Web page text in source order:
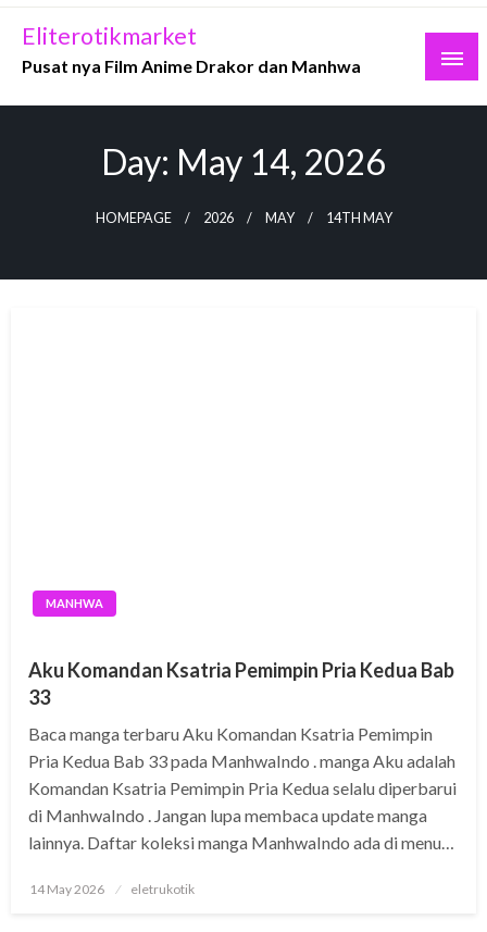
Skip
content
Eliterotikmarket
Pusat nya Film Anime Drakor dan Manhwa
Day: May 14, 2026
HOMEPAGE 2026 MAY 14TH MAY
MANHWA
Aku Komandan Ksatria Pemimpin Pria Kedua Bab
33
Baca manga terbaru Aku Komandan Ksatria Pemimpin
Pria Kedua Bab 33 pada ManhwaIndo . manga Aku adalah
Komandan Ksatria Pemimpin Pria Kedua selalu diperbarui
di ManhwaIndo . Jangan lupa membaca update manga
lainnya. Daftar koleksi manga ManhwaIndo ada di menu…
Posted
14 May 2026 eletrukotik